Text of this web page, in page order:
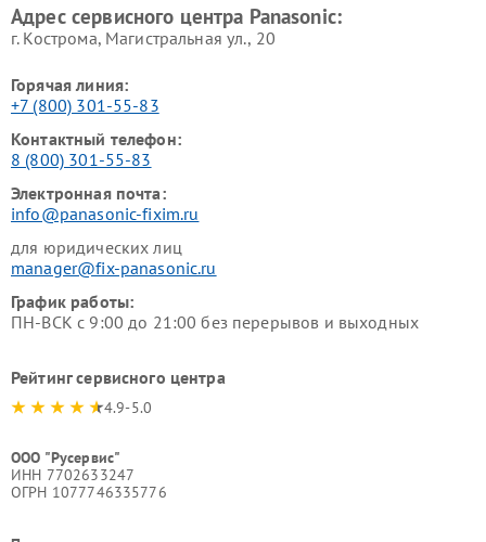
Адрес сервисного центра Panasonic:
г. Кострома, Магистральная ул., 20
Горячая линия:
+7 (800) 301-55-83
Контактный телефон:
8 (800) 301-55-83
Электронная почта:
info@panasonic-fixim.ru
для юридических лиц
manager@fix-panasonic.ru
График работы:
ПН-ВСК с 9:00 до 21:00 без перерывов и выходных
Рейтинг сервисного центра
4.9-5.0
ООО "Русервис"
ИНН 7702633247
ОГРН 1077746335776